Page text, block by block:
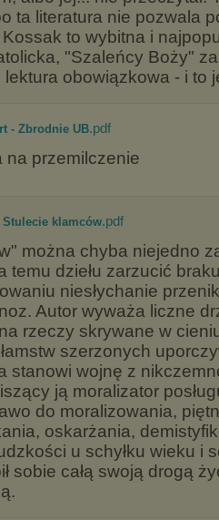
ta literatura nie pozwala
to wybitna i
"Szaleńcy Boży"
obowiązkowa - i to
- Zbrodnie UB.pdf
na przemilczenie
klamców.pdf
można chyba niejedno
temu dziełu zarzucić
niesłychanie
Autor wyważa liczne
rzeczy skrywane w
szerzonych
stanowi wojnę z
ją moralizator
do moralizowania,
oskarżania,
u schyłku wieku i
sobie całą swoją drogą